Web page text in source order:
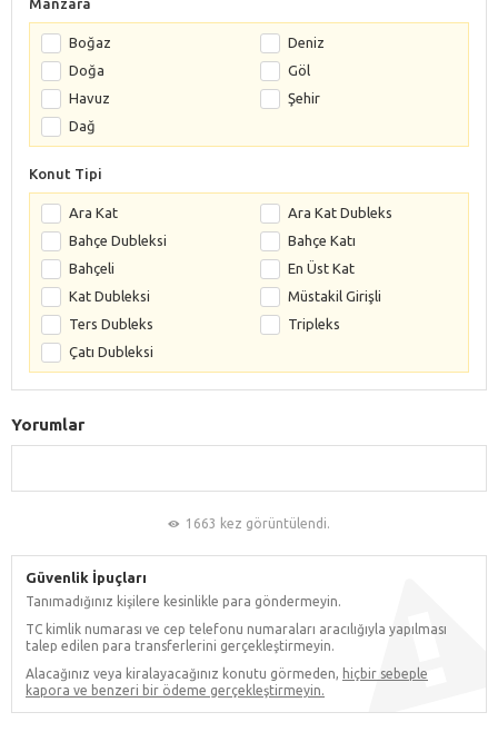
Boğaz
Deniz
Doğa
Göl
Havuz
Şehir
Dağ
Konut Tipi
Ara Kat
Ara Kat Dubleks
Bahçe Dubleksi
Bahçe Katı
Bahçeli
En Üst Kat
Kat Dubleksi
Müstakil Girişli
Ters Dubleks
Tripleks
Çatı Dubleksi
Yorumlar
1663 kez görüntülendi.
Güvenlik İpuçları
Tanımadığınız kişilere kesinlikle para göndermeyin.
TC kimlik numarası ve cep telefonu numaraları aracılığıyla yapılması
talep edilen para transferlerini gerçekleştirmeyin.
Alacağınız veya kiralayacağınız konutu görmeden, hiçbir sebeple
kapora ve benzeri bir ödeme gerçekleştirmeyin.